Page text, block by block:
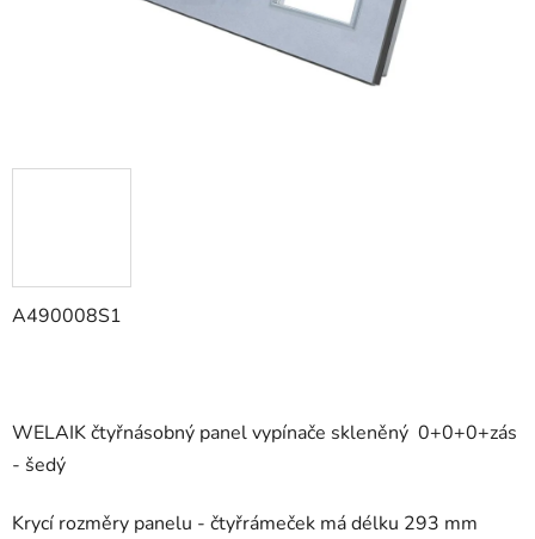
A490008S1
WELAIK čtyřnásobný panel vypínače skleněný 0+0+0+zás
- šedý
Krycí rozměry panelu - čtyřrámeček má délku 293 mm